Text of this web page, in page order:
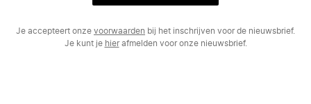
Je accepteert onze voorwaarden bij het inschrijven voor de nieuwsbrief.
Je kunt je hierafmelden voor onze nieuwsbrief.